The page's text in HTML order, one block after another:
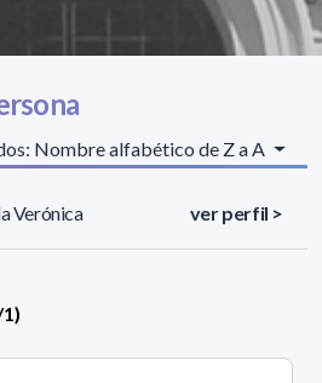
Nombre alfabético de Z a A
Verónica ver perfil >